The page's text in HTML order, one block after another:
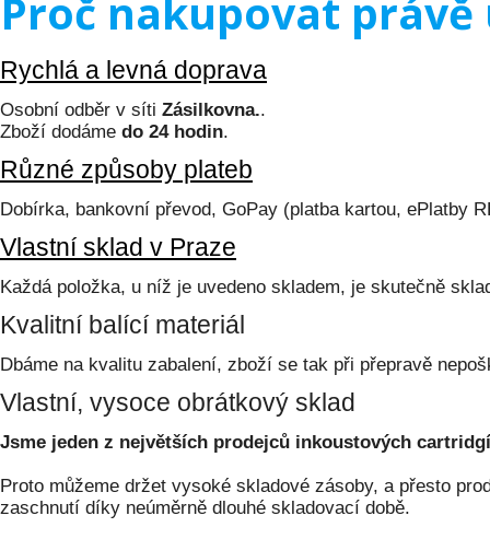
Proč nakupovat právě
Rychlá a levná doprava
Osobní odběr v síti Zásilkovna..
Zboží dodáme do 24 hodin.
Různé způsoby plateb
Dobírka, bankovní převod, GoPay (platba kartou, ePlatby
Vlastní sklad v Praze
Každá položka, u níž je uvedeno skladem, je skutečně
Kvalitní balící materiál
Dbáme na kvalitu zabalení, zboží se tak při přepravě
Vlastní, vysoce obrátkový sklad
Jsme jeden z největších prodejců inkoustových
Proto můžeme držet vysoké skladové zásoby, a přesto
zaschnutí díky neúměrně dlouhé skladovací době.